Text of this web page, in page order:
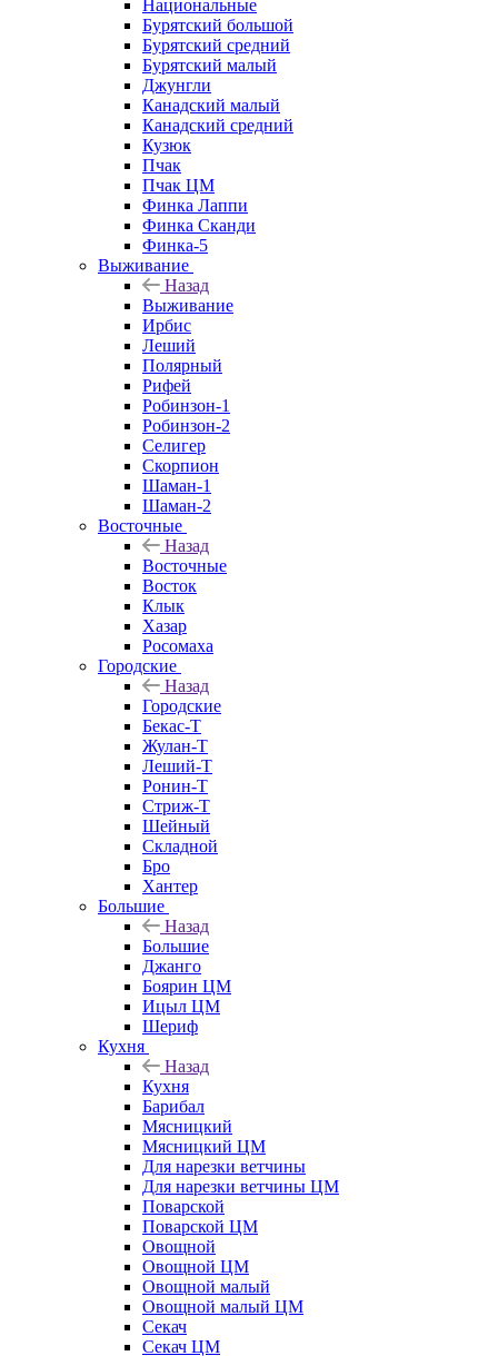
Национальные
Бурятский большой
Бурятский средний
Бурятский малый
Джунгли
Канадский малый
Канадский средний
Кузюк
Пчак
Пчак ЦМ
Финка Лаппи
Финка Сканди
Финка-5
Выживание
Назад
Выживание
Ирбис
Леший
Полярный
Рифей
Робинзон-1
Робинзон-2
Селигер
Скорпион
Шаман-1
Шаман-2
Восточные
Назад
Восточные
Восток
Клык
Хазар
Росомаха
Городские
Назад
Городские
Бекас-Т
Жулан-Т
Леший-Т
Ронин-Т
Стриж-Т
Шейный
Складной
Бро
Хантер
Большие
Назад
Большие
Джанго
Боярин ЦМ
Ицыл ЦМ
Шериф
Кухня
Назад
Кухня
Барибал
Мясницкий
Мясницкий ЦМ
Для нарезки ветчины
Для нарезки ветчины ЦМ
Поварской
Поварской ЦМ
Овощной
Овощной ЦМ
Овощной малый
Овощной малый ЦМ
Секач
Секач ЦМ